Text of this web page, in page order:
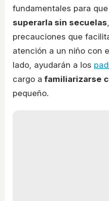
fundamentales para
superarla sin secuelas
precauciones que
atención a un niño con
lado, ayudarán a los
cargo a familiarizarse
pequeño.